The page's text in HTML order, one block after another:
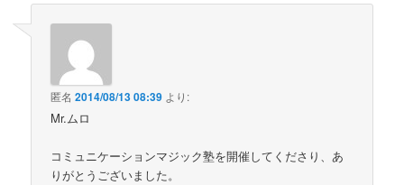
匿名 2014/08/13 08:39 より:
Mr.ムロ
コミュニケーションマジック塾を開催してくださり、あ
りがとうございました。